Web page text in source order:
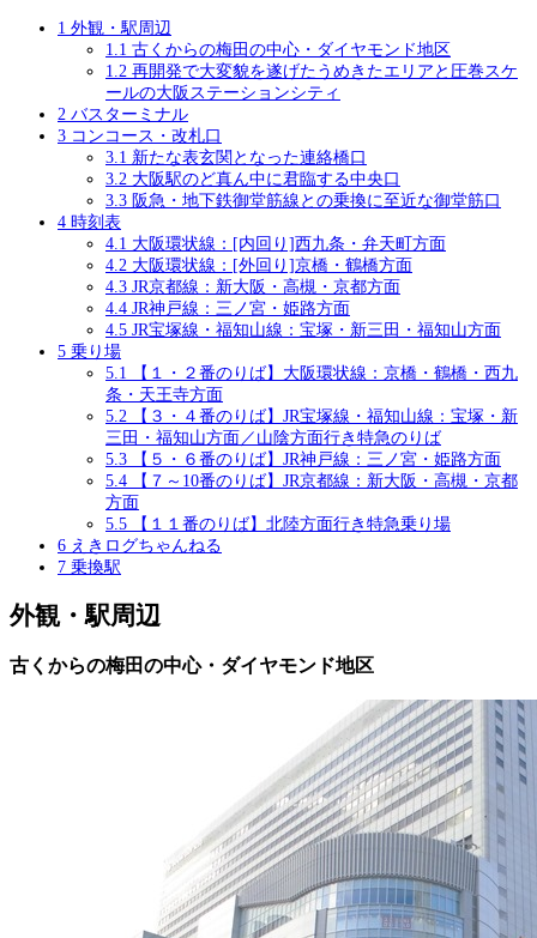
1 外観・駅周辺
1.1 古くからの梅田の中心・ダイヤモンド地区
1.2 再開発で大変貌を遂げたうめきたエリアと圧巻スケ
ールの大阪ステーションシティ
2 バスターミナル
3 コンコース・改札口
3.1 新たな表玄関となった連絡橋口
3.2 大阪駅のど真ん中に君臨する中央口
3.3 阪急・地下鉄御堂筋線との乗換に至近な御堂筋口
4 時刻表
4.1 大阪環状線：[内回り]西九条・弁天町方面
4.2 大阪環状線：[外回り]京橋・鶴橋方面
4.3 JR京都線：新大阪・高槻・京都方面
4.4 JR神戸線：三ノ宮・姫路方面
4.5 JR宝塚線・福知山線：宝塚・新三田・福知山方面
5 乗り場
5.1
【１・２番のりば】大阪環状線：京橋・鶴橋・西九
条・天王寺方面
5.2 【３・４番のりば】JR宝塚線・福知山線：宝塚・新
三田・福知山方面／山陰方面行き特急のりば
5.3 【５・６番のりば】JR神戸線：三ノ宮・姫路方面
5.4 【７～10番のりば】JR京都線：新大阪・高槻・京都
方面
5.5 【１１番のりば】北陸方面行き特急乗り場
6 えきログちゃんねる
7 乗換駅
外観・駅周辺
古くからの梅田の中心・ダイヤモンド地区